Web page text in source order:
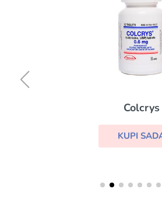
Colcrys
KUPI SADA